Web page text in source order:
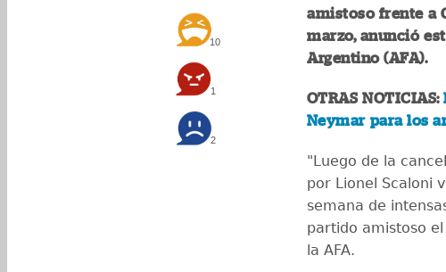
10
1
2
amistoso frente a
marzo, anunció
Argentino (AFA).
OTRAS NOTICIAS:
Neymar para los
"Luego de la
por Lionel Scaloni
semana de
partido amistoso
la AFA.